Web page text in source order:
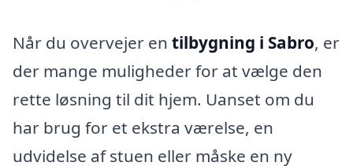
Når du overvejer en tilbygning i Sabro, er
der mange muligheder for at vælge den
rette løsning til dit hjem. Uanset om du
har brug for et ekstra værelse, en
udvidelse af stuen eller måske en ny